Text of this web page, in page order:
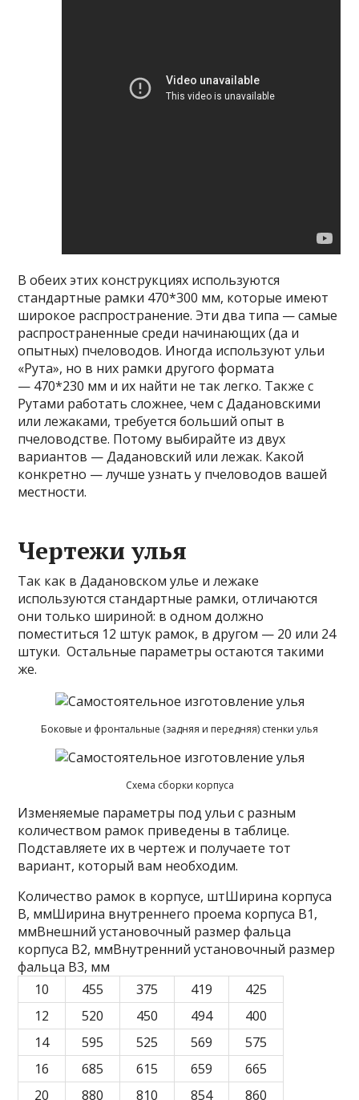
В обеих этих конструкциях используются
стандартные рамки 470*300 мм, которые имеют
широкое распространение. Эти два типа — самые
распространенные среди начинающих (да и
опытных) пчеловодов. Иногда используют ульи
«Рута», но в них рамки другого формата
— 470*230 мм и их найти не так легко. Также с
Рутами работать сложнее, чем с Дадановскими
или лежаками, требуется больший опыт в
пчеловодстве. Потому выбирайте из двух
вариантов — Дадановский или лежак. Какой
конкретно — лучше узнать у пчеловодов вашей
местности.
Чертежи улья
Так как в Дадановском улье и лежаке
используются стандартные рамки, отличаются
они только шириной: в одном должно
поместиться 12 штук рамок, в другом — 20 или 24
штуки. Остальные параметры остаются такими
же.
Боковые и фронтальные (задняя и передняя) стенки улья
Схема сборки корпуса
Изменяемые параметры под ульи с разным
количеством рамок приведены в таблице.
Подставляете их в чертеж и получаете тот
вариант, который вам необходим.
Количество рамок в корпусе, штШирина корпуса
B, ммШирина внутреннего проема корпуса B1,
ммВнешний установочный размер фальца
корпуса B2, ммВнутренний установочный размер
фальца B3, мм
10
455 375 419
425
12
520 450 494
400
14
595 525 569
575
16
685 615 659
665
20
880 810 854 860